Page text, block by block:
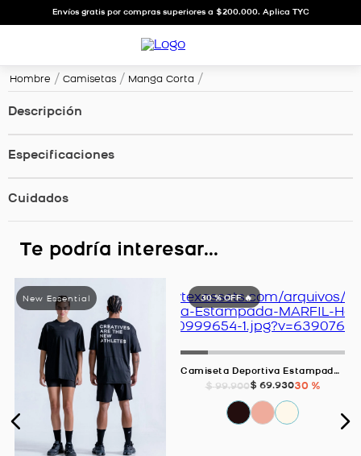
Envíos gratis por compras superiores a $200.000. Aplica TYC
Hombre Camisetas Manga Corta
Descripción
Especificaciones
Cuidados
Te podría interesar...
30 % OFF 🔥
Camiseta Deportiva Estampada, Color MARFIL Para Hombre
$ 99.900$ 69.93030 %